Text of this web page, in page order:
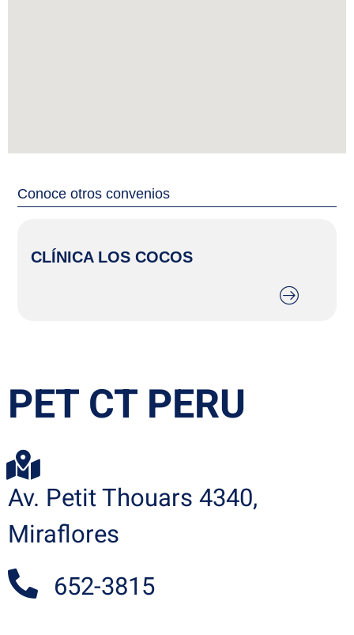
Conoce otros convenios
CLÍNICA LOS COCOS
PET CT PERU
Av. Petit Thouars 4340,
Miraflores
652-3815